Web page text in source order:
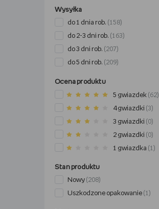
Wysyłka
do 1 dnia rob. (158)
do 2-3 dni rob. (163)
do 3 dni rob. (207)
do 5 dni rob. (209)
Ocena produktu
5 gwiazdek (62)
4 gwiazdki (3)
3 gwiazdki (0)
2 gwiazdki (0)
1 gwiazdka (1)
Stan produktu
Nowy (208)
Uszkodzone opakowanie (1)